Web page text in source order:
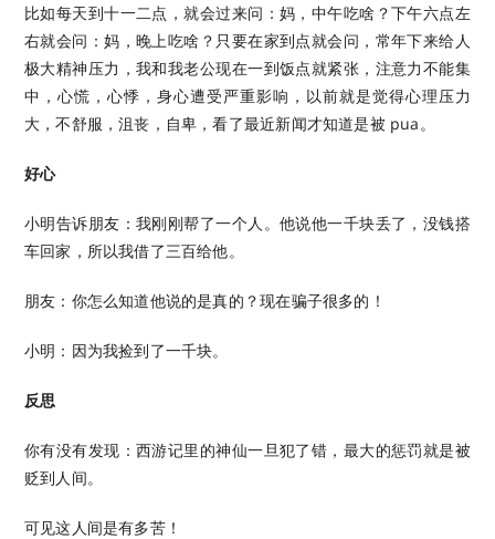
比如每天到十一二点，就会过来问：妈，中午吃啥？下午六点左
右就会问：妈，晚上吃啥？只要在家到点就会问，常年下来给人
极大精神压力，我和我老公现在一到饭点就紧张，注意力不能集
中，心慌，心悸，身心遭受严重影响，以前就是觉得心理压力
大，不舒服，沮丧，自卑，看了最近新闻才知道是被 pua。
好心
小明告诉朋友：我刚刚帮了一个人。他说他一千块丢了，没钱搭
车回家，所以我借了三百给他。
朋友：你怎么知道他说的是真的？现在骗子很多的！
小明：因为我捡到了一千块。
反思
你有没有发现：西游记里的神仙一旦犯了错，最大的惩罚就是被
贬到人间。
可见这人间是有多苦！